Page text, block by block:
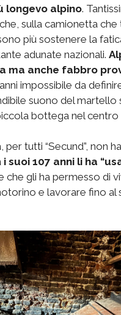
longevo alpino.
sulla camionetta che
più sostenere la
adunate nazionali.
ma anche fabbro
impossibile da
suono del martello
bottega nel centro
tutti “Secund”, non
i suoi 107 anni li ha
che gli ha permesso di
e lavorare fino al